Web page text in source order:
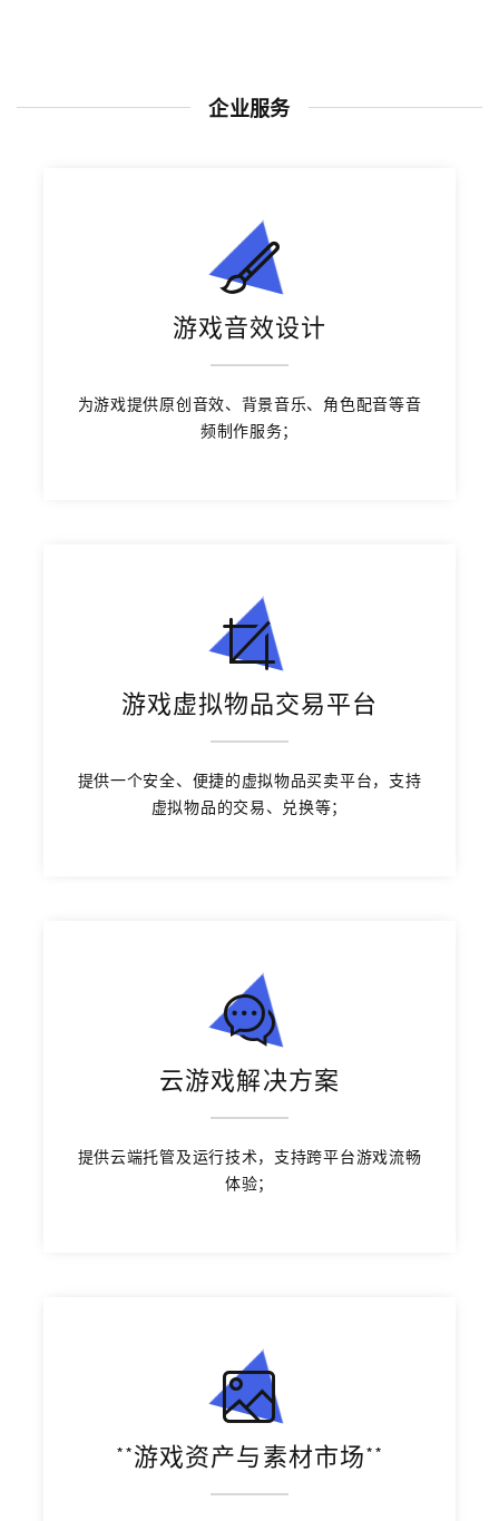
企业服务
游戏音效设计
为游戏提供原创音效、背景音乐、角色配音等音
频制作服务；
游戏虚拟物品交易平台
提供一个安全、便捷的虚拟物品买卖平台，支持
虚拟物品的交易、兑换等；
云游戏解决方案
提供云端托管及运行技术，支持跨平台游戏流畅
体验；
**游戏资产与素材市场**